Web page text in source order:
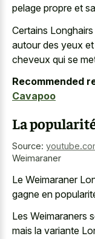
pelage propre et
Certains
autour des yeux
cheveux qui se
Recommended
Cavapoo
La
Source:
Weimaraner
Le Weimaraner
gagne en
Les Weimaraners
mais la variante